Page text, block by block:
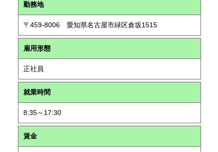
勤務地
〒459-8006 愛知県名古屋市緑区倉坂1515
雇用形態
正社員
就業時間
8:35～17:30
賃金